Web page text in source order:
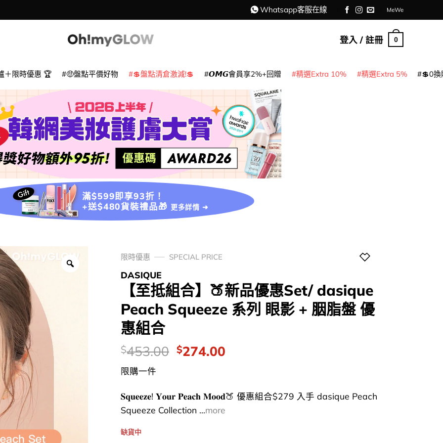
Whatsapp客服在線 MeWe
登入 / 註冊 0
＋限時優惠 🏆 🤑盤點平價好物 💲盤點清倉激減!💲 𝙊𝙈𝙂會員享2%+回贈 精選Extra 10% 精選Extra 5% 💲0換
滿$599即享93折！
+送$480貨裝禮品🎁 更多詳情 ➜
限時優惠 SPECIAL PRICE
DASIQUE
【至抵組合】🍑新品優惠Set/ dasique
Peach Squeeze 系列 眼影 + 胭脂盤 優
惠組合
價
錢：
$453.00 Original
$453.00.
$274.00Current
$274.00.
限購一件
𝐒𝐪𝐮𝐞𝐞𝐳𝐞! 𝐘𝐨𝐮𝐫 𝐏𝐞𝐚𝐜𝐡 𝐌𝐨𝐨𝐝🍑 優惠組合$279 入手 dasique Peach
Squeeze Collection ...more
缺貨中